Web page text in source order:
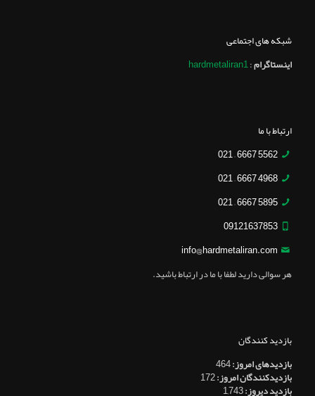
شبکه های اجتماعی
اینستاگرام:
hardmetaliran1
ارتباط با ما
5562 6667 – 021
4968 6667 – 021
5895 6667 – 021
09121637853
info@hardmetaliran.com
هر سوالی دارید لطفا با ما در ارتباط باشید.
بازدید کنندگان
بازدیدهای امروز:464
بازدیدکنندگان امروز:172
بازدید دیروز:1,743